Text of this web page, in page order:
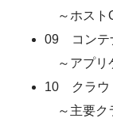
～ホスト
09 コンテ
～アプリ
10 クラウ
～主要ク